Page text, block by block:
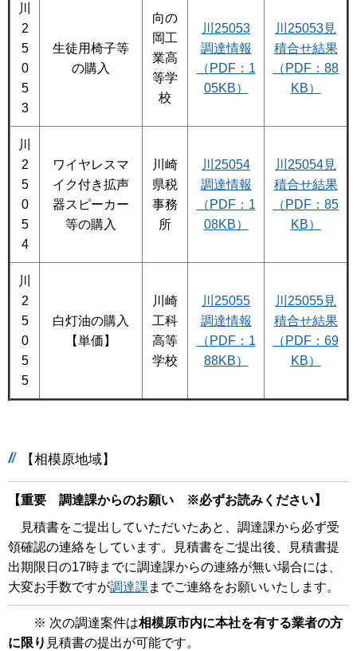
川
2
5
0
5
3
生徒用椅子等
の購入
向の
岡工
業高
等学
校
川25053
調達情報
（PDF：1
05KB）
川25053見
積合せ結果
（PDF：88
KB）
川
2
5
0
5
4
ワイヤレスマ
イク付き拡声
器スピーカー
等の購入
川崎
県税
事務
所
川25054
調達情報
（PDF：1
08KB）
川25054見
積合せ結果
（PDF：85
KB）
川
2
5
0
5
5
白灯油の購入
【単価】
川崎
工科
高等
学校
川25055
調達情報
（PDF：1
88KB）
川25055見
積合せ結果
（PDF：69
KB）
【相模原地域】
【重要 調達課からのお願い ※必ずお読みください】
見積書をご提出していただいたあと、調達課から必ず受
領確認の連絡をしています。見積書をご提出後、見積書提
出期限日の17時までに調達課からの連絡が無い場合には、
大変お手数ですが調達課 までご連絡をお願いいたします。
※ 次の調達案件は相模原市内に本社を有する業者の方
に限り 見積書の提出が可能です。